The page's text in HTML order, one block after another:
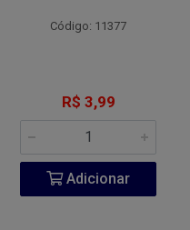
Código: 11377
R$ 3,99
Adicionar